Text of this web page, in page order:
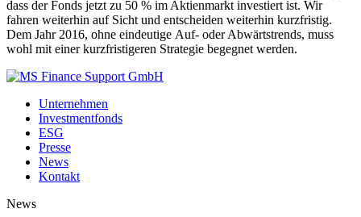
dass der Fonds jetzt zu 50 % im Aktienmarkt investiert ist. Wir
fahren weiterhin auf Sicht und entscheiden weiterhin kurzfristig.
Dem Jahr 2016, ohne eindeutige Auf- oder Abwärtstrends, muss
wohl mit einer kurzfristigeren Strategie begegnet werden.
Unternehmen
Investmentfonds
ESG
Presse
News
Kontakt
News